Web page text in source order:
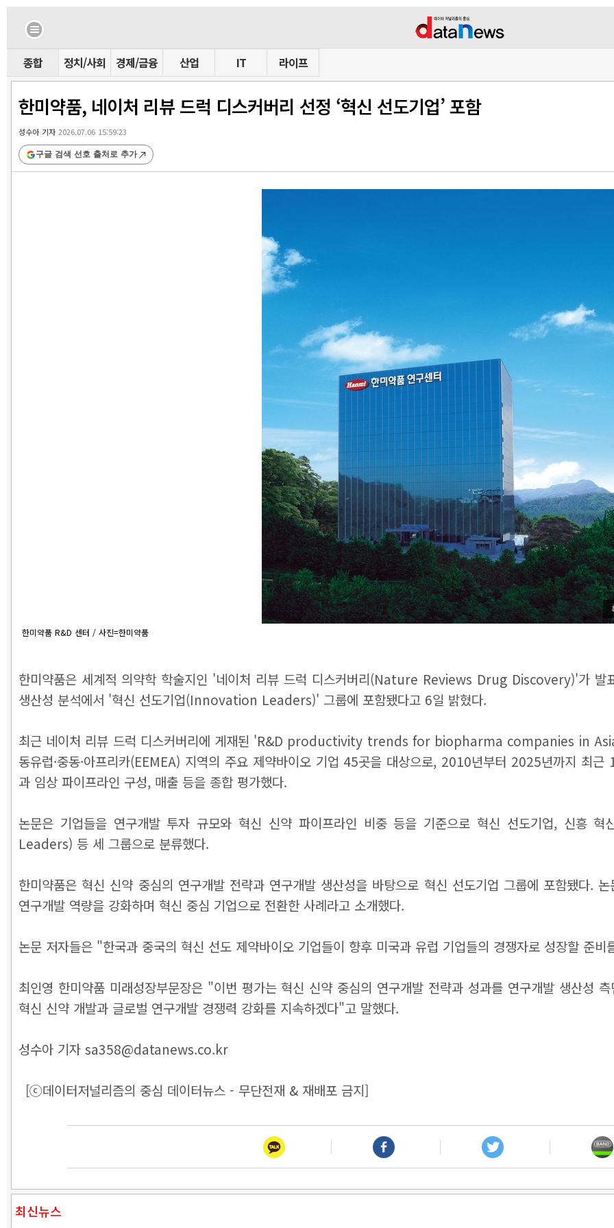
종합 정치/사회 경제/금융 산업 IT 라이프
한미약품, 네이처 리뷰 드럭 디스커버리 선정 ‘혁신 선도기업’ 포함
성수아 기자2026.07.06 15:59:23
구글 검색 선호 출처로 추가
한미약품 R&D 센터 / 사진=한미약품
한미약품은 세계적 의약학 학술지인 '네이처 리뷰 드럭 디스커버리(Nature Reviews Drug Discovery)'가 발
생산성 분석에서 '혁신 선도기업(Innovation Leaders)' 그룹에 포함됐다고 6일 밝혔다.
최근 네이처 리뷰 드럭 디스커버리에 게재된 'R&D productivity trends for biopharma companies in
동유럽·중동·아프리카(EEMEA) 지역의 주요 제약바이오 기업 45곳을 대상으로, 2010년부터 2025년까지 최
과 임상 파이프라인 구성, 매출 등을 종합 평가했다.
논문은 기업들을 연구개발 투자 규모와 혁신 신약 파이프라인 비중 등을 기준으로 혁신 선도기업, 신흥
Leaders) 등 세 그룹으로 분류했다.
한미약품은 혁신 신약 중심의 연구개발 전략과 연구개발 생산성을 바탕으로 혁신 선도기업 그룹에 포함됐다.
연구개발 역량을 강화하며 혁신 중심 기업으로 전환한 사례라고 소개했다.
논문 저자들은 "한국과 중국의 혁신 선도 제약바이오 기업들이 향후 미국과 유럽 기업들의 경쟁자로 성장할 준
최인영 한미약품 미래성장부문장은 "이번 평가는 혁신 신약 중심의 연구개발 전략과 성과를 연구개발 생산성
혁신 신약 개발과 글로벌 연구개발 경쟁력 강화를 지속하겠다"고 말했다.
성수아 기자 sa358@datanews.co.kr
[ⓒ데이터저널리즘의 중심 데이터뉴스 - 무단전재 & 재배포 금지]
최신뉴스